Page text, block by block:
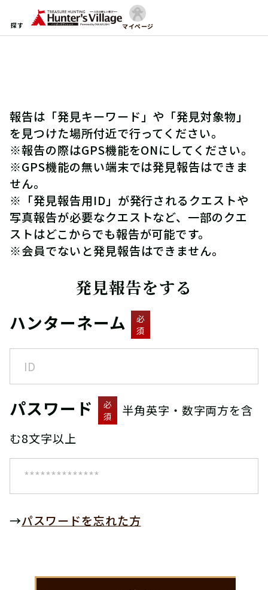
探す マイページ
報告は「発見キーワード」や「発見対象物」
を見つけた場所付近で行ってください。
※報告の際はGPS機能をONにしてください。
※GPS機能の無い端末では発見報告はできま
せん。
※「発見報告用ID」が発行されるクエストや
写真報告が必要なクエストなど、一部のクエ
ストはどこからでも報告が可能です。
※会員でないと発見報告はできません。
発見報告をする
ハンターネーム
必
須
パスワード
必
須
半角英字・数字両方を含
む8文字以上
→パスワードを忘れた方